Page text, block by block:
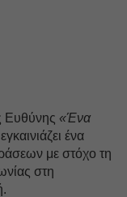
Ευθύνης «Ένα
εγκαινιάζει ένα
με στόχο τη
στη